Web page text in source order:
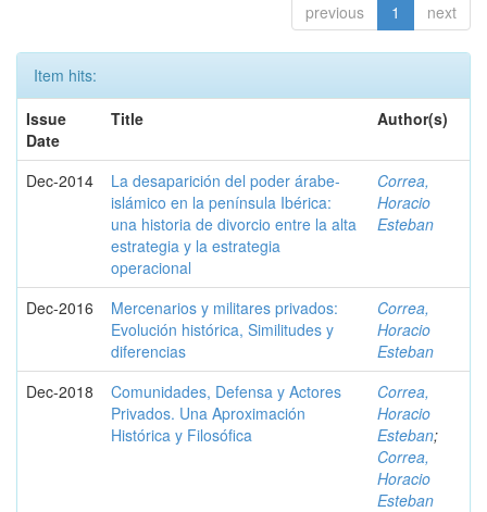
previous 1 next
Item hits:
Issue
Date
Title Author(s)
Dec-2014
La desaparición del poder árabe-
islámico en la península Ibérica:
una historia de divorcio entre la alta
estrategia y la estrategia
operacional
Correa,
Horacio
Esteban
Dec-2016
Mercenarios y militares privados:
Evolución histórica, Similitudes y
diferencias
Correa,
Horacio
Esteban
Dec-2018
Comunidades, Defensa y Actores
Privados. Una Aproximación
Histórica y Filosófica
Correa,
Horacio
Esteban;
Correa,
Horacio
Esteban